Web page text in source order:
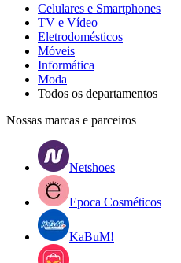
Celulares e Smartphones
TV e Vídeo
Eletrodomésticos
Móveis
Informática
Moda
Todos os departamentos
Nossas marcas e parceiros
Netshoes
Epoca Cosméticos
KaBuM!